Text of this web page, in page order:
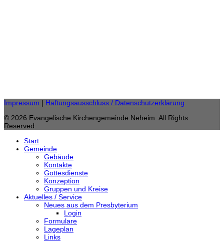
Impressum | Haftungsausschluss / Datenschutzerklärung
© 2026 Evangelische Kirchengemeinde Neheim. All Rights
Reserved.
Start
Gemeinde
Gebäude
Kontakte
Gottesdienste
Konzeption
Gruppen und Kreise
Aktuelles / Service
Neues aus dem Presbyterium
Login
Formulare
Lageplan
Links